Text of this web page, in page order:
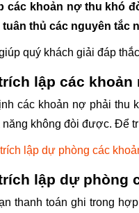
các khoản nợ thu khó
thủ các nguyên tắc
quý khách giải đáp
lập các
các khoản nợ phải thu
không đòi được. Để
lập dự phòng các
lập dự phòng
thanh toán ghi trong